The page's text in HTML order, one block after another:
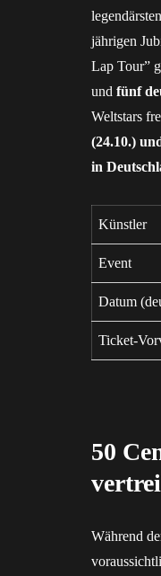
jährigen
Lap Tour”
undfünf
Weltstars
(24.10.)
in
Künstler
Event
Datum
Ticket-
50
Während